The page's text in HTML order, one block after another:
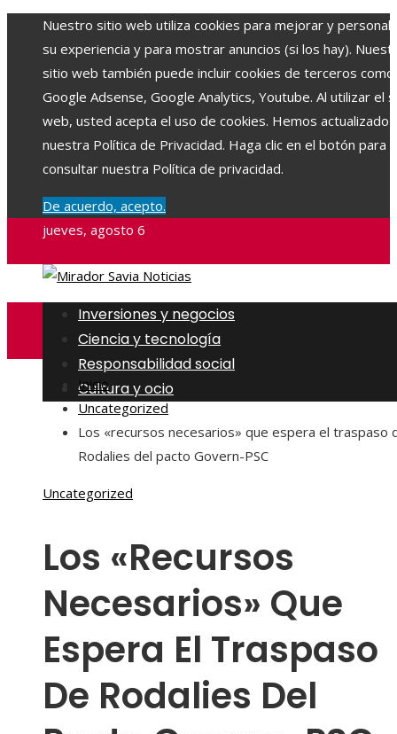
Nuestro sitio web utiliza cookies para mejorar y
su experiencia y para mostrar anuncios (si los hay).
sitio web también puede incluir cookies de terceros como
Google Adsense, Google Analytics, Youtube. Al utilizar el
web, usted acepta el uso de cookies. Hemos actualizado
nuestra Política de Privacidad. Haga clic en el botón para
consultar nuestra Política de privacidad.
De acuerdo, acepto.
jueves, agosto 6
Inversiones y negocios
Ciencia y tecnología
Responsabilidad social
Cultura y ocio
Inicio
Uncategorized
Los «recursos necesarios» que espera el traspaso
Rodalies del pacto Govern-PSC
Uncategorized
Los «recursos
Necesarios» Que
Espera El Traspaso
De Rodalies Del